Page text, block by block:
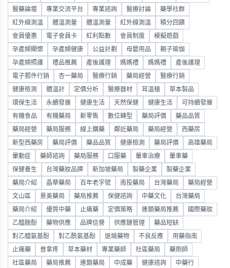
醫藥論壇 專業交流平台 專業諮詢 醫療討論 藥學社群
紅外線測溫 體溫測量 體溫測量 紅外線測溫 積分回饋
會員優惠 電子會員卡 紅利點數 會員制度 模擬遊戲
孕產婦關懷 孕產婦健康 公益計劃 母嬰用品 親子瑜伽
孕產婦照護 禮品推薦 產後護理 媽媽禮 媽媽禮 產後護理
電子郵件行銷 杏一藥局 醫療行銷 藥局經營 醫療行銷
健康檢測 體溫計 定價分析 醫療器材 耳溫槍 草本製品
環保生活 永續發展 健康生活 天然保健 健康生活 可持續發展
有機食品 有機藥局 新零售 數位轉型 藥局評價 藥品品質
藥局經營 藥局服務 線上購藥 鄰近藥局 藥局經營 西藥房
新型西藥房 藥局評價 藥品品質 健康檢測 藥局評價 高雄藥局
暈動症 藥師諮詢 藥局服務 口服藥 暈車治療 暈車藥
保健養生 台灣藥妝品牌 新加坡藥局 製藥企業 製藥企業
藥局介紹 晶華藥局 百年老字號 南投藥局 台灣藥局 藥局經營
文山區 景美藥局 藥局推薦 保健諮詢 中藥文化 台灣藥局
藥局介紹 優質中藥 止痛藥 定價策略 連鎖藥局推薦 國際藥妝
乙醯胺酚 藥物供應 品牌信譽 供應鏈管理 藥品短缺
對乙醯氨基酚 對乙酰氨基酚 退燒藥物 不良反應 用藥指南
止痛藥 普拿疼 草本藥材 專業藥師 社區藥局 藥劑師
社區藥局 藥局推薦 連鎖藥局 中成藥 健康諮詢 中藥行